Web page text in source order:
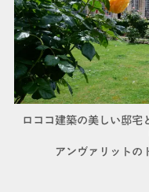
ロココ建築の美しい邸宅
アンヴァリットの